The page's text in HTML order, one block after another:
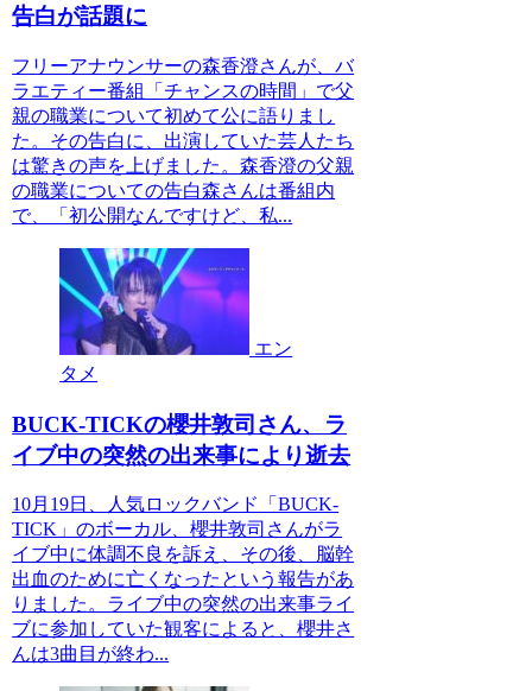
告白が話題に
フリーアナウンサーの森香澄さんが、バ
ラエティー番組「チャンスの時間」で父
親の職業について初めて公に語りまし
た。その告白に、出演していた芸人たち
は驚きの声を上げました。森香澄の父親
の職業についての告白森さんは番組内
で、「初公開なんですけど、私...
エン
タメ
BUCK-TICKの櫻井敦司さん、ラ
イブ中の突然の出来事により逝去
10月19日、人気ロックバンド「BUCK-
TICK」のボーカル、櫻井敦司さんがラ
イブ中に体調不良を訴え、その後、脳幹
出血のために亡くなったという報告があ
りました。ライブ中の突然の出来事ライ
ブに参加していた観客によると、櫻井さ
んは3曲目が終わ...